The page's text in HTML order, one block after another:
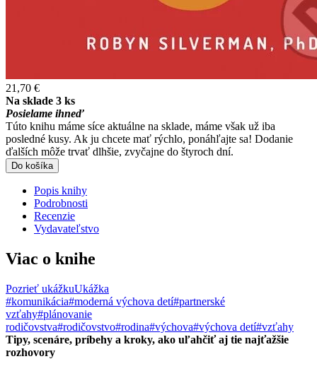
21,70 €
Na sklade 3 ks
Posielame ihneď
Túto knihu máme síce aktuálne na sklade, máme však už iba
posledné kusy. Ak ju chcete mať rýchlo, ponáhľajte sa! Dodanie
ďalších môže trvať dlhšie, zvyčajne do štyroch dní.
Do košíka
Popis knihy
Podrobnosti
Recenzie
Vydavateľstvo
Viac o knihe
Pozrieť ukážkuUkážka
#komunikácia#moderná výchova detí#partnerské
vzťahy#plánovanie
rodičovstva#rodičovstvo#rodina#výchova#výchova detí#vzťahy
Tipy, scenáre, príbehy a kroky, ako uľahčiť aj tie najťažšie
rozhovory